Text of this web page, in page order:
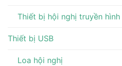
Thiết bị hội nghị truyền hình
Thiết bị USB
Loa hội nghị